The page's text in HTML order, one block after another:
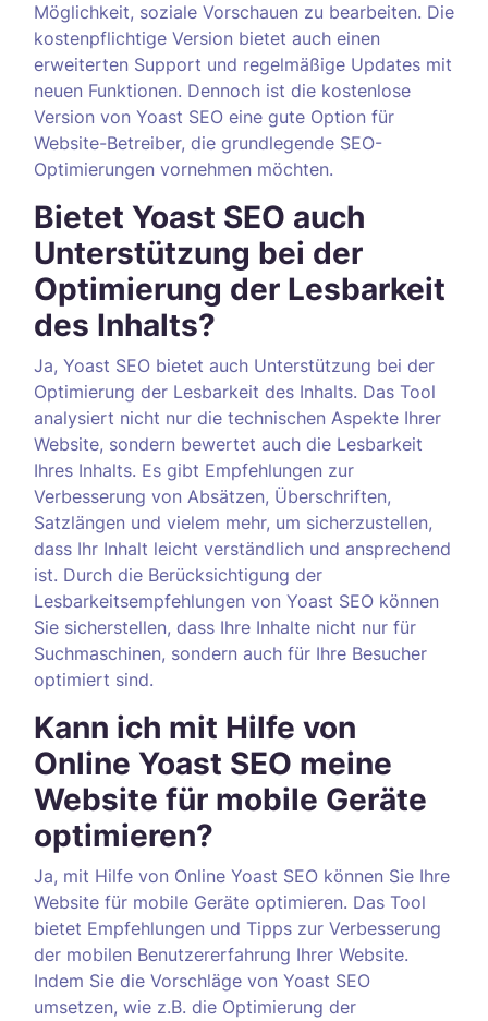
Möglichkeit, soziale Vorschauen zu bearbeiten. Die
kostenpflichtige Version bietet auch einen
erweiterten Support und regelmäßige Updates mit
neuen Funktionen. Dennoch ist die kostenlose
Version von Yoast SEO eine gute Option für
Website-Betreiber, die grundlegende SEO-
Optimierungen vornehmen möchten.
Bietet Yoast SEO auch
Unterstützung bei der
Optimierung der Lesbarkeit
des Inhalts?
Ja, Yoast SEO bietet auch Unterstützung bei der
Optimierung der Lesbarkeit des Inhalts. Das Tool
analysiert nicht nur die technischen Aspekte Ihrer
Website, sondern bewertet auch die Lesbarkeit
Ihres Inhalts. Es gibt Empfehlungen zur
Verbesserung von Absätzen, Überschriften,
Satzlängen und vielem mehr, um sicherzustellen,
dass Ihr Inhalt leicht verständlich und ansprechend
ist. Durch die Berücksichtigung der
Lesbarkeitsempfehlungen von Yoast SEO können
Sie sicherstellen, dass Ihre Inhalte nicht nur für
Suchmaschinen, sondern auch für Ihre Besucher
optimiert sind.
Kann ich mit Hilfe von
Online Yoast SEO meine
Website für mobile Geräte
optimieren?
Ja, mit Hilfe von Online Yoast SEO können Sie Ihre
Website für mobile Geräte optimieren. Das Tool
bietet Empfehlungen und Tipps zur Verbesserung
der mobilen Benutzererfahrung Ihrer Website.
Indem Sie die Vorschläge von Yoast SEO
umsetzen, wie z.B. die Optimierung der